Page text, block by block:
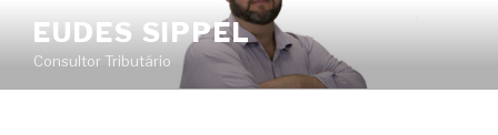
conteúdo
EUDES SIPPEL
Consultor Tributário